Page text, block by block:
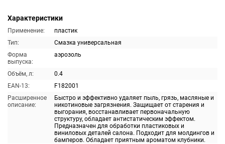
Характеристики
Применение:
пластик
Тип:
Смазка универсальная
Форма
выпуска:
аэрозоль
Объём, л:
0.4
EAN-13:
F182001
Расширенное
описание:
Быстро и эффективно удаляет пыль, грязь, масляные и
никотиновые загрязнения. Защищает от старения и
выгорания, восстанавливает первоначальную
структуру, обладает антистатическим эффектом.
Предназначен для обработки пластиковых и
виниловых деталей салона. Подходит для молдингов и
бамперов. Обладает приятным ароматом клубники.